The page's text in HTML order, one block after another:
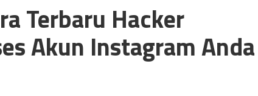
Terbaru Hacker
Akun Instagram Anda